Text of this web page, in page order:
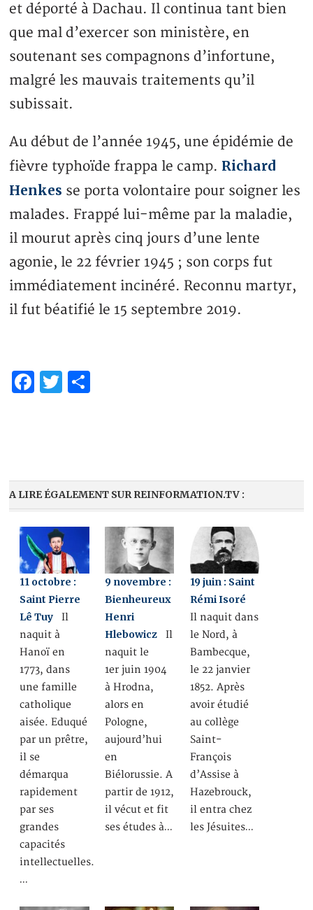
et déporté à Dachau. Il continua tant bien
que mal d’exercer son ministère, en
soutenant ses compagnons d’infortune,
malgré les mauvais traitements qu’il
subissait.
Au début de l’année 1945, une épidémie de
fièvre typhoïde frappa le camp. Richard
Henkes se porta volontaire pour soigner les
malades. Frappé lui-même par la maladie,
il mourut après cinq jours d’une lente
agonie, le 22 février 1945 ; son corps fut
immédiatement incinéré. Reconnu martyr,
il fut béatifié le 15 septembre 2019.
Facebook
Twitter
A LIRE ÉGALEMENT SUR REINFORMATION.TV :
11 octobre :
Saint Pierre
Lê Tuy Il
naquit à
Hanoï en
1773, dans
une famille
catholique
aisée. Eduqué
par un prêtre,
il se
démarqua
rapidement
par ses
grandes
capacités
intellectuelles.
…
9 novembre :
Bienheureux
Henri
Hlebowicz Il
naquit le
1er juin 1904
à Hrodna,
alors en
Pologne,
aujourd’hui
en
Biélorussie. A
partir de 1912,
il vécut et fit
ses études à…
19 juin : Saint
Rémi Isoré
Il naquit dans
le Nord, à
Bambecque,
le 22 janvier
1852. Après
avoir étudié
au collège
Saint-
François
d’Assise à
Hazebrouck,
il entra chez
les Jésuites…